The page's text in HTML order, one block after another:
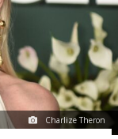
Charlize Theron